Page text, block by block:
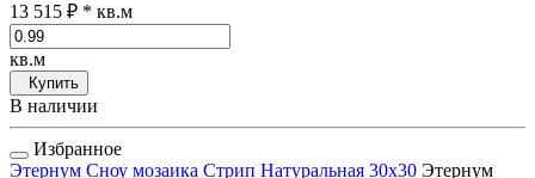
13 515 ₽ * кв.м
кв.м
Купить
В наличии
Избранное
Этернум Сноу мозаика Стрип Натуральная 30x30 Этернум